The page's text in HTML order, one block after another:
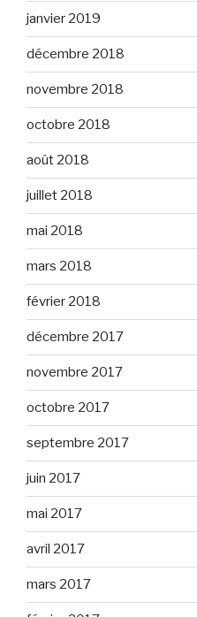
janvier 2019
décembre 2018
novembre 2018
octobre 2018
août 2018
juillet 2018
mai 2018
mars 2018
février 2018
décembre 2017
novembre 2017
octobre 2017
septembre 2017
juin 2017
mai 2017
avril 2017
mars 2017